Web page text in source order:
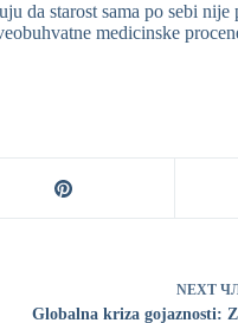
da starost sama po sebi
medicinske
NEXT
Globalna kriza gojaznosti: